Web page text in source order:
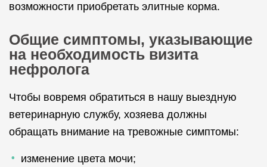
возможности приобретать элитные корма.
Общие симптомы, указывающие
на необходимость визита
нефролога
Чтобы вовремя обратиться в нашу выездную
ветеринарную службу, хозяева должны
обращать внимание на тревожные симптомы:
изменение цвета мочи;